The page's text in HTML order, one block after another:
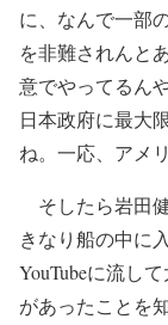
に、なんで一部
を非難されんと
意でやってるん
日本政府に最大
ね。一応、アメ
そしたら岩田
きなり船の中に
YouTubeに流し
があったことを